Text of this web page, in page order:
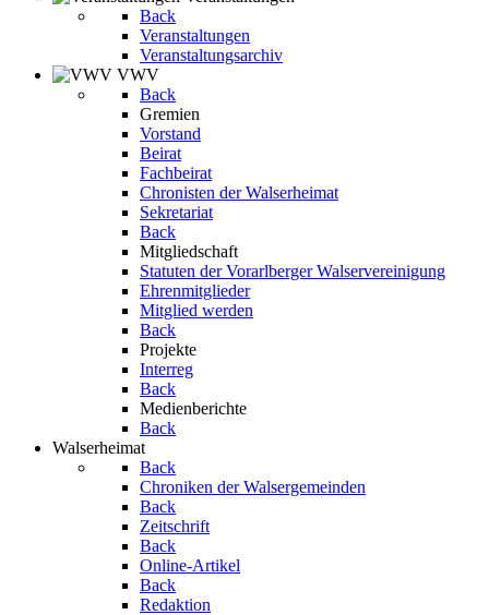
Back
Veranstaltungen
Veranstaltungsarchiv
VWV
Back
Gremien
Vorstand
Beirat
Fachbeirat
Chronisten der Walserheimat
Sekretariat
Back
Mitgliedschaft
Statuten der Vorarlberger Walservereinigung
Ehrenmitglieder
Mitglied werden
Back
Projekte
Interreg
Back
Medienberichte
Back
Walserheimat
Back
Chroniken der Walsergemeinden
Back
Zeitschrift
Back
Online-Artikel
Back
Redaktion